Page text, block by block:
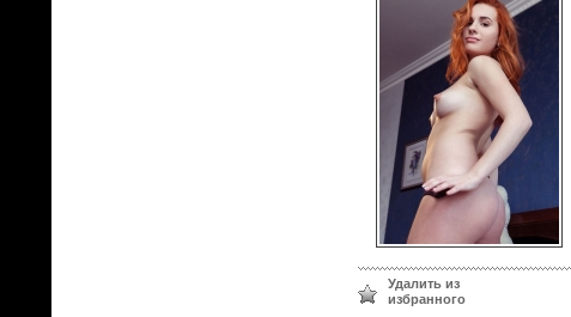
Удалить из
избранного